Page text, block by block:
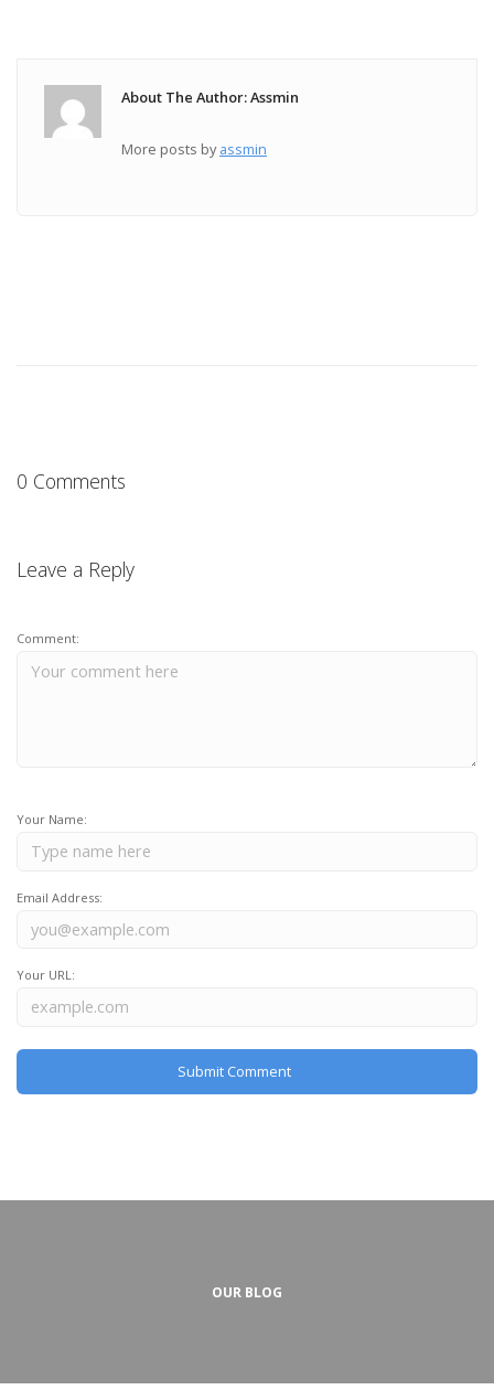
About The Author: Assmin
More posts byassmin
0 Comments
Leave a Reply
Comment:
Your Name:
Email Address:
Your URL:
OUR BLOG